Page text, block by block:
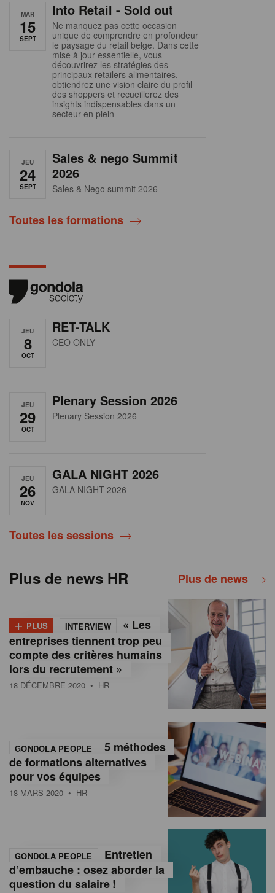
MAR
15
SEPT
Into Retail - Sold out
Ne manquez pas cette occasion
unique de comprendre en profondeur
le paysage du retail belge. Dans cette
mise à jour essentielle, vous
découvrirez les stratégies des
principaux retailers alimentaires,
obtiendrez une vision claire du profil
des shoppers et recueillerez des
insights indispensables dans un
secteur en plein
JEU
24
SEPT
Sales & nego Summit
2026
Sales & Nego summit 2026
Toutes les formations
JEU
8
OCT
RET-TALK
CEO ONLY
JEU
29
OCT
Plenary Session 2026
Plenary Session 2026
JEU
26
NOV
GALA NIGHT 2026
GALA NIGHT 2026
Toutes les sessions
Plus de news HR Plus de news
+ PLUS INTERVIEW
« Les
entreprises tiennent trop peu
compte des critères humains
lors du recrutement »
18 DÉCEMBRE 2020 • HR
GONDOLA PEOPLE
5 méthodes
de formations alternatives
pour vos équipes
18 MARS 2020 • HR
GONDOLA PEOPLE
Entretien
d’embauche : osez aborder la
question du salaire !